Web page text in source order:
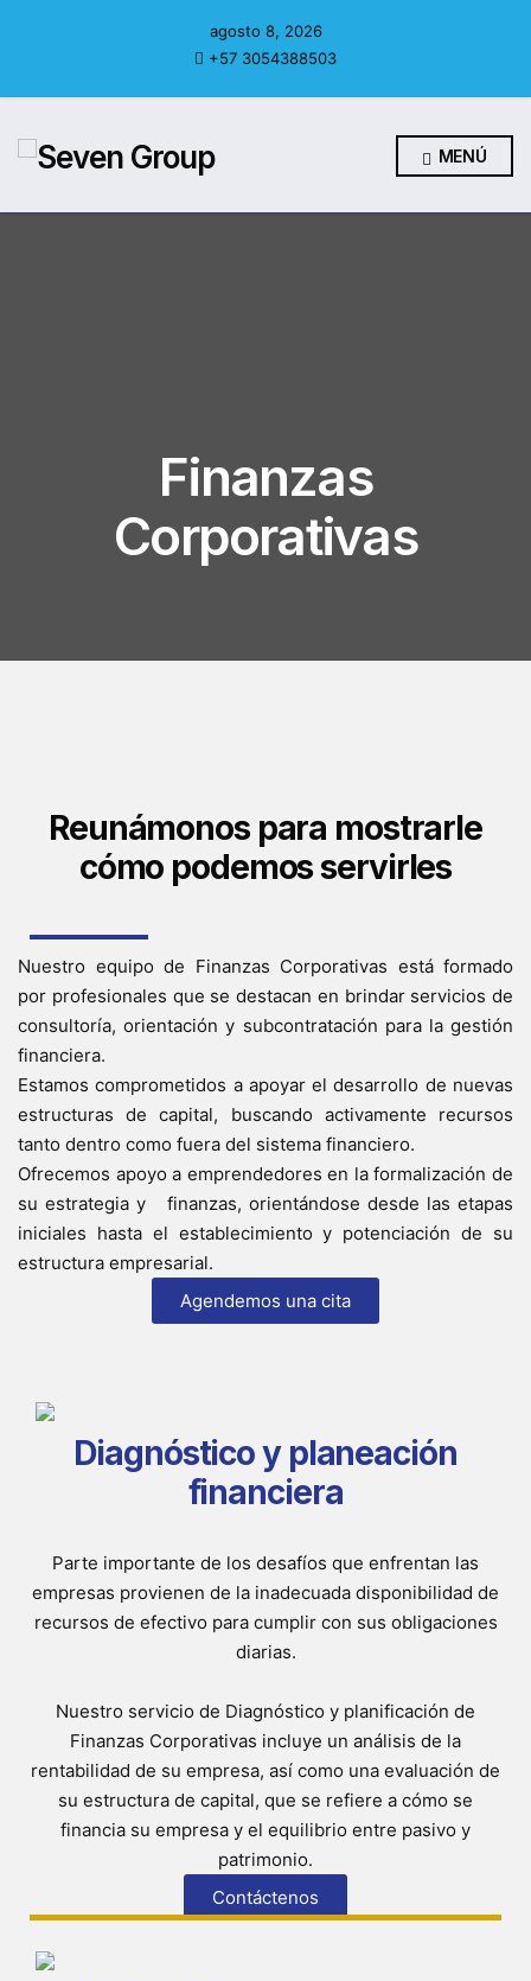
agosto 8, 2026
+57 3054388503
MENÚ
Finanzas
Corporativas
Reunámonos para mostrarle
cómo podemos servirles
Nuestro equipo de Finanzas Corporativas está formado
por profesionales que se destacan en brindar servicios de
consultoría, orientación y subcontratación para la gestión
financiera.
Estamos comprometidos a apoyar el desarrollo de nuevas
estructuras de capital, buscando activamente recursos
tanto dentro como fuera del sistema financiero.
Ofrecemos apoyo a emprendedores en la formalización de
su estrategia y finanzas, orientándose desde las etapas
iniciales hasta el establecimiento y potenciación de su
estructura empresarial.
Agendemos una cita
Diagnóstico y planeación
financiera
Parte importante de los desafíos que enfrentan las
empresas provienen de la inadecuada disponibilidad de
recursos de efectivo para cumplir con sus obligaciones
diarias.
Nuestro servicio de Diagnóstico y planificación de
Finanzas Corporativas incluye un análisis de la
rentabilidad de su empresa, así como una evaluación de
su estructura de capital, que se refiere a cómo se
financia su empresa y el equilibrio entre pasivo y
patrimonio.​
Contáctenos